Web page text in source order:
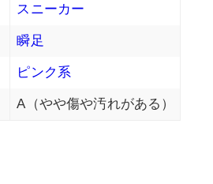
スニーカー
瞬足
ピンク系
A（やや傷や汚れがある）